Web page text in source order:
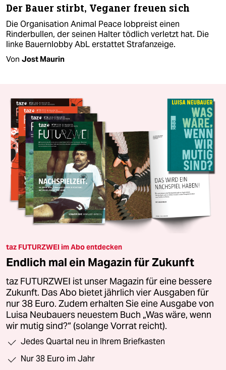
Der Bauer stirbt, Veganer freuen sich
Die Organisation Animal Peace lobpreist einen
Rinderbullen, der seinen Halter tödlich verletzt hat. Die
linke Bauernlobby AbL erstattet Strafanzeige.
Von Jost Maurin
taz FUTURZWEI im Abo entdecken
Endlich mal ein Magazin für Zukunft
taz FUTURZWEI ist unser Magazin für eine bessere
Zukunft. Das Abo bietet jährlich vier Ausgaben für
nur 38 Euro. Zudem erhalten Sie eine Ausgabe von
Luisa Neubauers neuestem Buch „Was wäre, wenn
wir mutig sind?“ (solange Vorrat reicht).
Jedes Quartal neu in Ihrem Briefkasten
Nur 38 Euro im Jahr